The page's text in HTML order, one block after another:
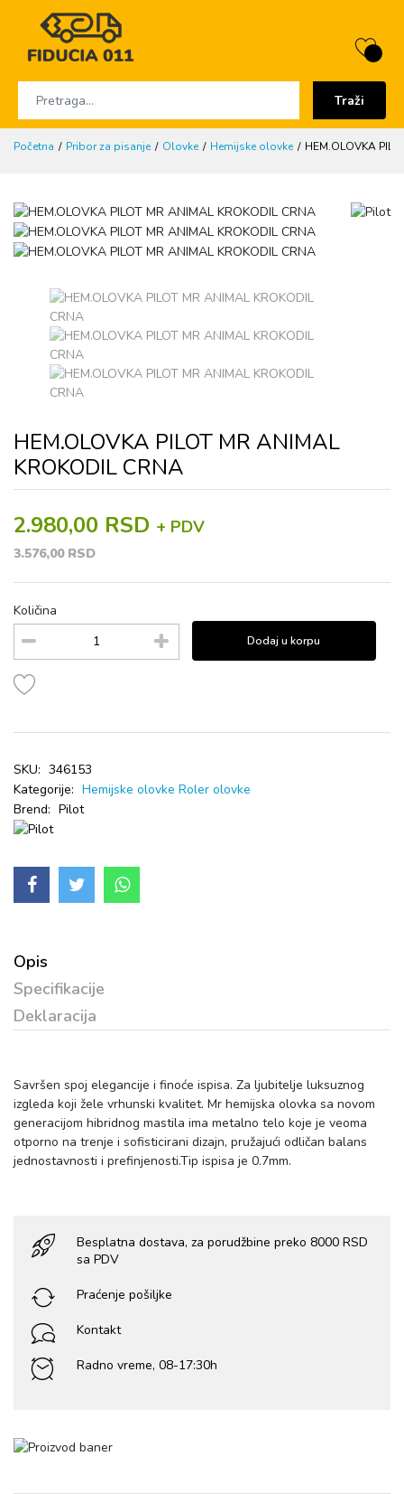
Traži
Početna Pribor za pisanje Olovke Hemijske olovke HEM.OLOVKA
HEM.OLOVKA PILOT MR ANIMAL
KROKODIL CRNA
2.980,00 RSD + PDV
3.576,00 RSD
Količina
Dodaj u korpu
SKU: 346153
Kategorije: Hemijske olovke Roler olovke
Brend: Pilot
Opis
Specifikacije
Deklaracija
Savršen spoj elegancije i finoće ispisa. Za ljubitelje luksuznog
izgleda koji žele vrhunski kvalitet. Mr hemijska olovka sa novom
generacijom hibridnog mastila ima metalno telo koje je veoma
otporno na trenje i sofisticirani dizajn, pružajući odličan balans
jednostavnosti i prefinjenosti.Tip ispisa je 0.7mm.
Besplatna dostava, za porudžbine preko 8000 RSD
sa PDV
Praćenje pošiljke
Kontakt
Radno vreme, 08-17:30h